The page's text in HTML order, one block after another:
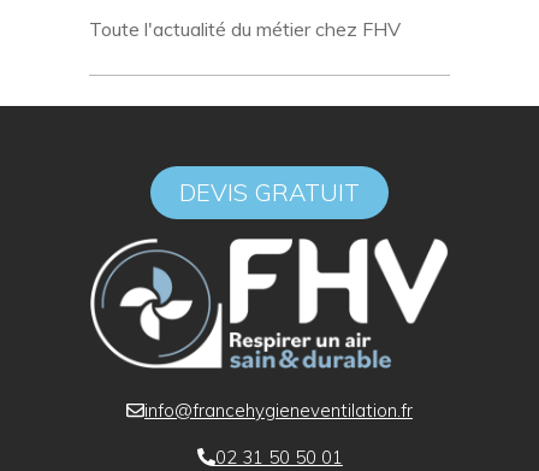
Toute l'actualité du métier chez FHV
DEVIS GRATUIT
info@francehygieneventilation.fr
02 31 50 50 01